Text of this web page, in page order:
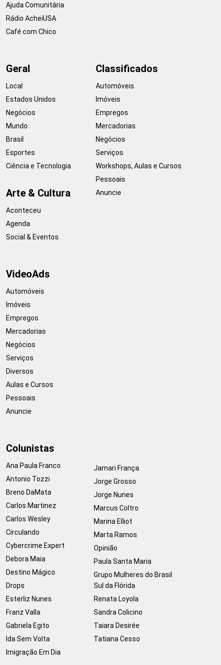
Ajuda Comunitária
Rádio AcheiUSA
Café com Chico
Geral
Local
Estados Unidos
Negócios
Mundo
Brasil
Esportes
Ciência e Tecnologia
Arte & Cultura
Aconteceu
Agenda
Social & Eventos
Classificados
Automóveis
Imóveis
Empregos
Mercadorias
Negócios
Serviços
Workshops, Aulas e Cursos
Pessoais
Anuncie
VideoAds
Automóveis
Imóveis
Empregos
Mercadorias
Negócios
Serviços
Diversos
Aulas e Cursos
Pessoais
Anuncie
Colunistas
Ana Paula Franco
Antonio Tozzi
Breno DaMata
Carlos Martinez
Carlos Wesley
Circulando
Cybercrime Expert
Debora Maia
Destino Mágico
Drops
Esterliz Nunes
Franz Valla
Gabriela Egito
Ida Sem Volta
Imigração Em Dia
Jamari França
Jorge Grosso
Jorge Nunes
Marcus Coltro
Marina Elliot
Marta Ramos
Opinião
Paula Santa Maria
Grupo Mulheres do Brasil
Sul da Flórida
Renata Loyola
Sandra Colicino
Taiara Desirée
Tatiana Cesso